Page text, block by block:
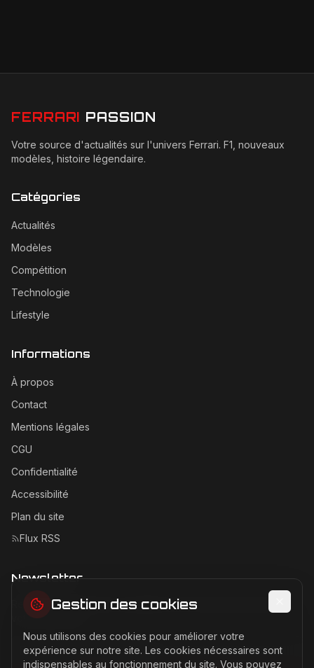
FERRARI PASSION
Votre source d'actualités sur l'univers Ferrari. F1, nouveaux
modèles, histoire légendaire.
Catégories
Actualités
Modèles
Compétition
Technologie
Lifestyle
Informations
À propos
Contact
Mentions légales
CGU
Confidentialité
Accessibilité
Plan du site
Flux RSS
Newsletter
Recevez les dernières actualités Ferrari directement dans
Adresse email pour la newsletter
Gestion des cookies
Nous utilisons des cookies pour améliorer votre
expérience sur notre site. Les cookies nécessaires sont
indispensables au fonctionnement du site. Vous pouvez